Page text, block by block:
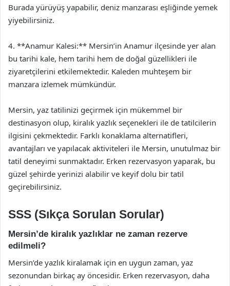
Burada yürüyüş yapabilir, deniz manzarası eşliğinde yemek
yiyebilirsiniz.
4. **Anamur Kalesi:** Mersin’in Anamur ilçesinde yer alan
bu tarihi kale, hem tarihi hem de doğal güzellikleri ile
ziyaretçilerini etkilemektedir. Kaleden muhteşem bir
manzara izlemek mümkündür.
Mersin, yaz tatilinizi geçirmek için mükemmel bir
destinasyon olup, kiralık yazlık seçenekleri ile de tatilcilerin
ilgisini çekmektedir. Farklı konaklama alternatifleri,
avantajları ve yapılacak aktiviteleri ile Mersin, unutulmaz bir
tatil deneyimi sunmaktadır. Erken rezervasyon yaparak, bu
güzel şehirde yerinizi alabilir ve keyif dolu bir tatil
geçirebilirsiniz.
SSS (Sıkça Sorulan Sorular)
Mersin’de kiralık yazlıklar ne zaman rezerve
edilmeli?
Mersin’de yazlık kiralamak için en uygun zaman, yaz
sezonundan birkaç ay öncesidir. Erken rezervasyon, daha